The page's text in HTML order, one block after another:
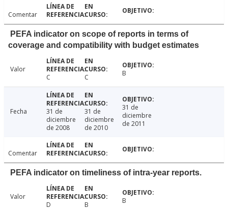
Comentar
PEFA indicator on scope of reports in terms of
coverage and compatibility with budget estimates
Valor
C
C B
Fecha
31 de
diciembre
de 2008
31 de
diciembre
de 2010
31 de
diciembre
de 2011
Comentar
PEFA indicator on timeliness of intra-year reports.
Valor
D
B B